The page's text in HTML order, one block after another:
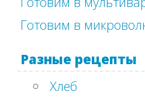
Готовим в
Разные рецепты
Хлеб